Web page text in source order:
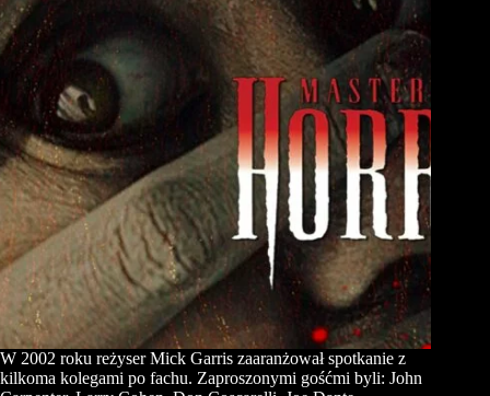
W 2002 roku reżyser Mick Garris zaaranżował spotkanie z
kilkoma kolegami po fachu. Zaproszonymi gośćmi byli: John